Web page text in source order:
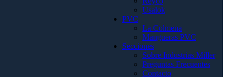
Usalok
PVC
La Colmena
Mangueras PVC
Secciones
Sobre Industrias Miller
Preguntas Frecuentes
Contacto